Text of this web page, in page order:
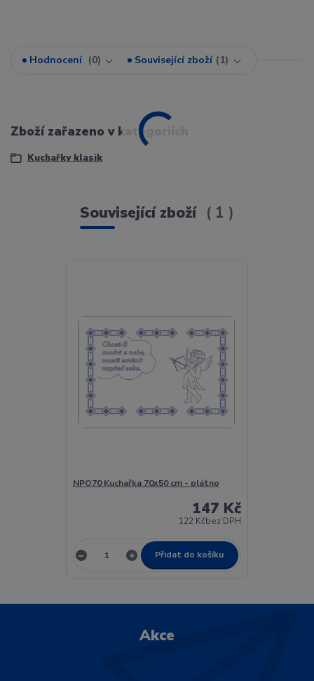
Hodnocení 0 Související zboží 1
Zboží zařazeno v kategoriích
Kuchařky klasik
Související zboží 1
NPO70 Kuchařka 70x50 cm - plátno
147 Kč
122 Kčbez DPH
Přidat do košíku
Akce